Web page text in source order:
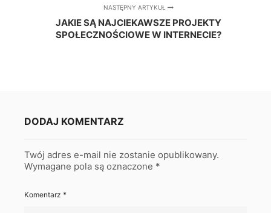
NASTĘPNY ARTYKUŁ
JAKIE SĄ NAJCIEKAWSZE PROJEKTY
SPOŁECZNOŚCIOWE W INTERNECIE?
DODAJ KOMENTARZ
Twój adres e-mail nie zostanie opublikowany.
Wymagane pola są oznaczone *
Komentarz *